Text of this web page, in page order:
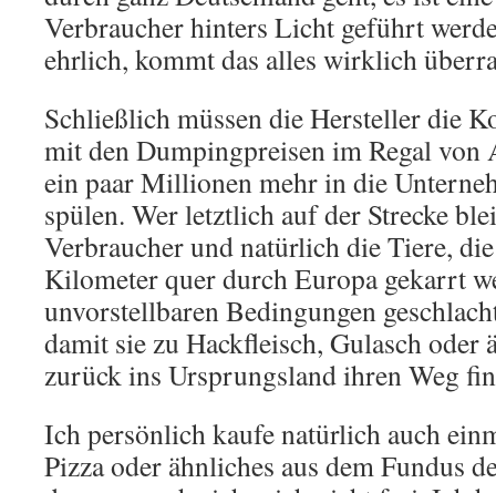
Verbraucher hinters Licht geführt
ehrlich, kommt das alles wirklich
Schließlich müssen die Hersteller die
mit den Dumpingpreisen im Regal
ein paar Millionen mehr in die
spülen. Wer letztlich auf der Strecke
Verbraucher und natürlich die Tiere,
Kilometer quer durch Europa gekarrt
unvorstellbaren Bedingungen
damit sie zu Hackfleisch, Gulasch oder
zurück ins Ursprungsland ihren Weg
Ich persönlich kaufe natürlich auch
Pizza oder ähnliches aus dem Fundus